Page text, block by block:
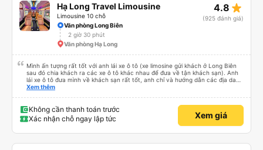
Hạ Long Travel Limousine
Limousine 10 chỗ
4.8 star_rate
(925 đánh giá)
Văn phòng Long Biên
2 giờ 30 phút
Văn phòng Hạ Long
Mình ấn tượng rất tốt với anh lái xe ô tô (xe limosine gửi khách ở Long Biên
sau đó chia khách ra các xe ô tô khác nhau để đưa về tận khách sạn). Anh
lái xe ô tô đưa mình về khách sạn rất tốt, anh chỉ và hướng dẫn các địa danh
các món ăn nổi tiếng ở Hà Nội, mình để ý khi anh trả khách thì anh luôn
những quan điểm sống rất ấn tượng. Mình không xin tên của anh chỉ biết anh
ở Ninh Bình thôi. Rất mong lần sau được anh lái xe tiếp và anh có nhiều
chuyến xe hơn để nhiều người biết đến anh hơn.
Xem thêm
Không cần thanh toán trước
Xác nhận chỗ ngay lập tức
Xem giá